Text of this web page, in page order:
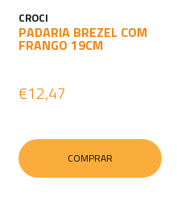
CROCI
PADARIA BREZEL COM
FRANGO 19CM
€12,47
COMPRAR